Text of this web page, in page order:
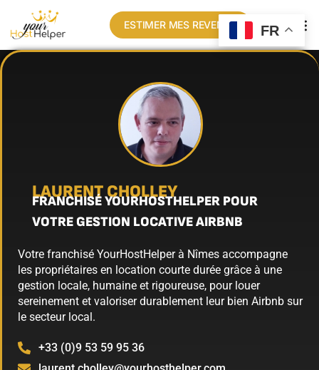
ESTIMER MES REVENUS
LAURENT CHOLLEY
FRANCHISÉ YOURHOSTHELPER POUR
VOTRE GESTION LOCATIVE AIRBNB
Votre franchisé YourHostHelper à Nîmes accompagne
les propriétaires en location courte durée grâce à une
gestion locale, humaine et rigoureuse, pour louer
sereinement et valoriser durablement leur bien Airbnb sur
le secteur local.
+33 (0)9 53 59 95 36
FR